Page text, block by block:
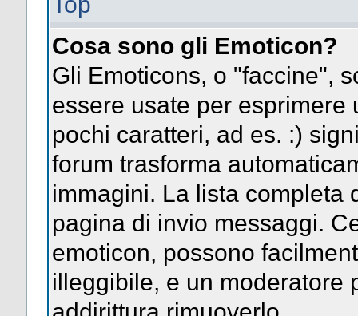
Cosa sono gli Emoticon?
Gli Emoticons, o "faccine",
essere usate per
pochi caratteri, ad es. :)
forum trasforma
immagini. La lista completa
pagina di invio messaggi.
emoticon, possono
illeggibile, e un moderatore